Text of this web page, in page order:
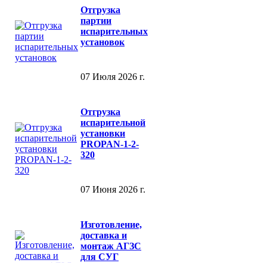
Отгрузка
партии
испарительных
установок
07 Июля 2026 г.
Отгрузка
испарительной
установки
PROPAN-1-2-
320
07 Июня 2026 г.
Изготовление,
доставка и
монтаж АГЗС
для СУГ